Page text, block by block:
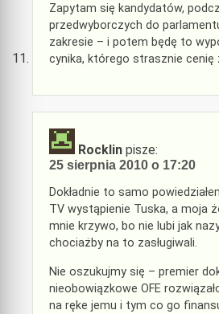
Zapytam się kandydatów,
przedwyborczych do
zakresie – i potem będę to
cynika, którego strasznie cenię
Rocklin pisze:
25 sierpnia 2010 o 17:20
Dokładnie to samo
TV wystąpienie Tuska, a moja
mnie krzywo, bo nie lubi jak
chociażby na to zasługiwali.
Nie oszukujmy się – premier
nieobowiązkowe OFE
na ręke jemu i tym co go